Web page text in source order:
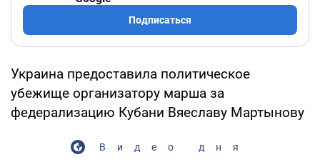
Подписаться
Украина предоставила политическое
убежище организатору марша за
федерализацию Кубани Вяеславу Мартынову
Видео дня